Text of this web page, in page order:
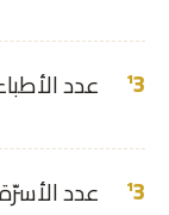
عدد الأطباء: 13 طبيب
عدد الأسرّة